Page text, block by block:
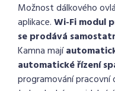
Možnost dálkového
aplikace.Wi-Fi modul
se prodává
Kamna mají
automatické řízení
programování